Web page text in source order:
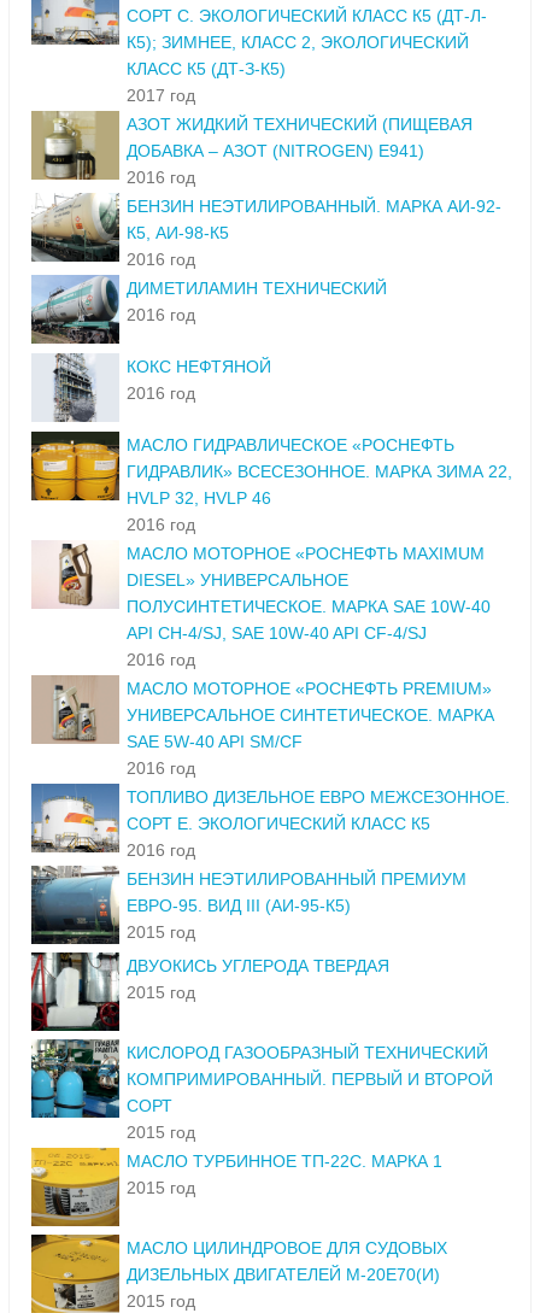
СОРТ С. ЭКОЛОГИЧЕСКИЙ КЛАСС К5 (ДТ-Л-
К5); ЗИМНЕЕ, КЛАСС 2, ЭКОЛОГИЧЕСКИЙ
КЛАСС К5 (ДТ-З-К5)
2017 год
АЗОТ ЖИДКИЙ ТЕХНИЧЕСКИЙ (ПИЩЕВАЯ
ДОБАВКА – АЗОТ (NITROGEN) E941)
2016 год
БЕНЗИН НЕЭТИЛИРОВАННЫЙ. МАРКА АИ-92-
К5, АИ-98-К5
2016 год
ДИМЕТИЛАМИН ТЕХНИЧЕСКИЙ
2016 год
КОКС НЕФТЯНОЙ
2016 год
МАСЛО ГИДРАВЛИЧЕСКОЕ «РОСНЕФТЬ
ГИДРАВЛИК» ВСЕСЕЗОННОЕ. МАРКА ЗИМА 22,
HVLP 32, HVLP 46
2016 год
МАСЛО МОТОРНОЕ «РОСНЕФТЬ MAXIMUM
DIESEL» УНИВЕРСАЛЬНОЕ
ПОЛУСИНТЕТИЧЕСКОЕ. МАРКА SAE 10W-40
API CH-4/SJ, SAE 10W-40 API CF-4/SJ
2016 год
МАСЛО МОТОРНОЕ «РОСНЕФТЬ PREMIUM»
УНИВЕРСАЛЬНОЕ СИНТЕТИЧЕСКОЕ. МАРКА
SAE 5W-40 API SM/CF
2016 год
ТОПЛИВО ДИЗЕЛЬНОЕ ЕВРО МЕЖСЕЗОННОЕ.
СОРТ Е. ЭКОЛОГИЧЕСКИЙ КЛАСС К5
2016 год
БЕНЗИН НЕЭТИЛИРОВАННЫЙ ПРЕМИУМ
ЕВРО-95. ВИД III (АИ-95-К5)
2015 год
ДВУОКИСЬ УГЛЕРОДА ТВЕРДАЯ
2015 год
КИСЛОРОД ГАЗООБРАЗНЫЙ ТЕХНИЧЕСКИЙ
КОМПРИМИРОВАННЫЙ. ПЕРВЫЙ И ВТОРОЙ
СОРТ
2015 год
МАСЛО ТУРБИННОЕ ТП-22С. МАРКА 1
2015 год
МАСЛО ЦИЛИНДРОВОЕ ДЛЯ СУДОВЫХ
ДИЗЕЛЬНЫХ ДВИГАТЕЛЕЙ М-20Е70(И)
2015 год